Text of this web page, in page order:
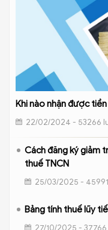
Khi nào nhận được
22/02/2024 - 53266
Cách đăng ký giảm
thuế TNCN
25/03/2025 -
Bảng tính thuế lũy
27/10/2025 -